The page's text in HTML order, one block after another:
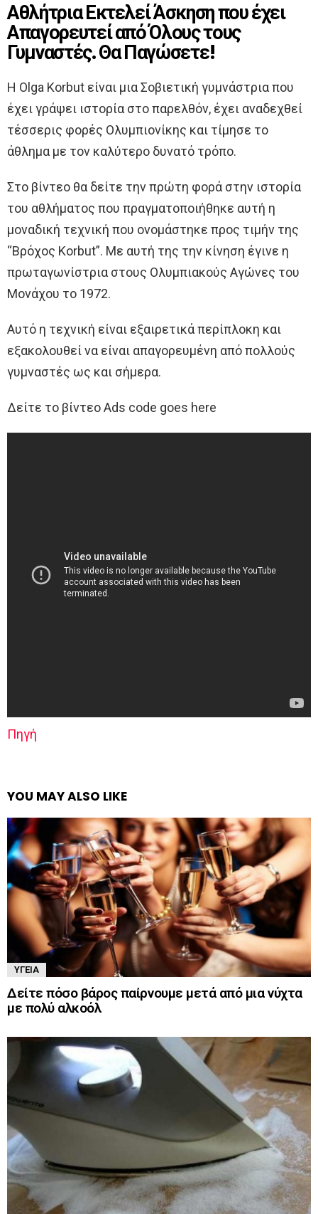
Αθλήτρια Εκτελεί Άσκηση που έχει
Απαγορευτεί από Όλους τους
Γυμναστές. Θα Παγώσετε!
Η Olga Korbut είναι μια Σοβιετική γυμνάστρια που
έχει γράψει ιστορία στο παρελθόν, έχει αναδεχθεί
τέσσερις φορές Ολυμπιονίκης και τίμησε το
άθλημα με τον καλύτερο δυνατό τρόπο.
Στο βίντεο θα δείτε την πρώτη φορά στην ιστορία
του αθλήματος που πραγματοποιήθηκε αυτή η
μοναδική τεχνική που ονομάστηκε προς τιμήν της
“Βρόχος Korbut”. Με αυτή της την κίνηση έγινε η
πρωταγωνίστρια στους Ολυμπιακούς Αγώνες του
Μονάχου το 1972.
Αυτό η τεχνική είναι εξαιρετικά περίπλοκη και
εξακολουθεί να είναι απαγορευμένη από πολλούς
γυμναστές ως και σήμερα.
Δείτε το βίντεο Ads code goes here
Πηγή
YOU MAY ALSO LIKE
ΥΓΕΊΑ
Δείτε πόσο βάρος παίρνουμε μετά από μια νύχτα
με πολύ αλκοόλ